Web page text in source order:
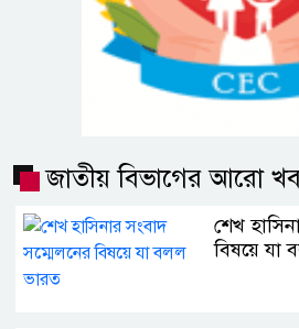
জাতীয় বিভাগের আরো
শেখ
বিষয়ে যা